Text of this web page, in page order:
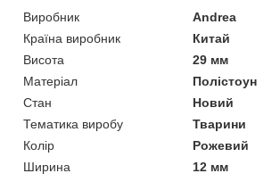
Виробник
Andrea
Країна виробник
Китай
Висота
29 мм
Матеріал
Полістоун
Стан
Новий
Тематика виробу
Тварини
Колір
Рожевий
Ширина
12 мм